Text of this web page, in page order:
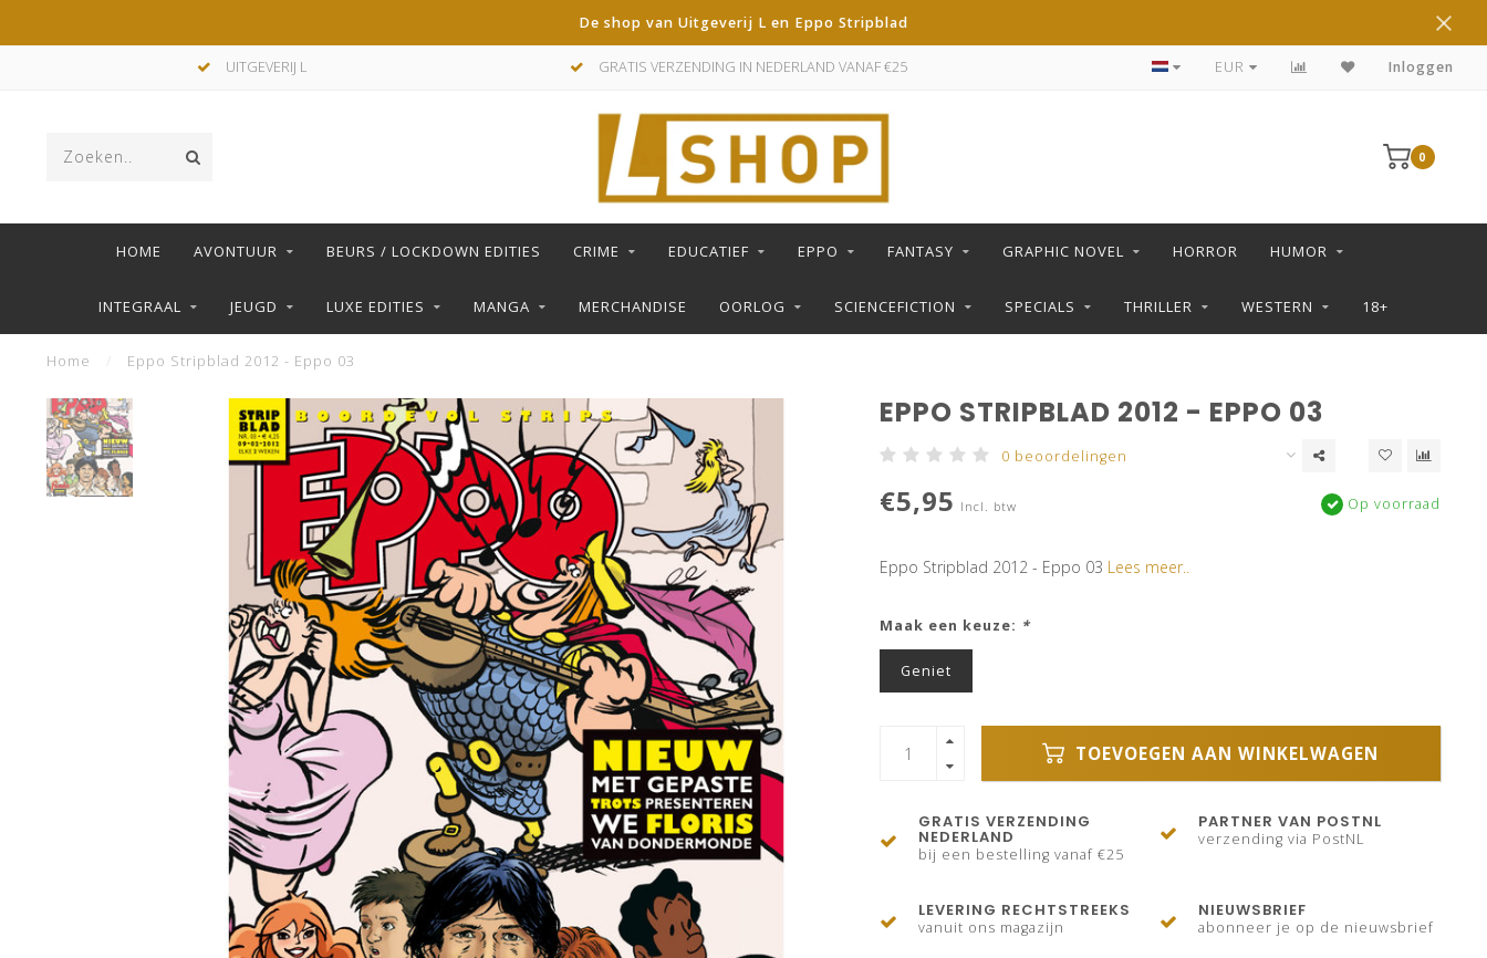
De shop van Uitgeverij L en Eppo Stripblad
UITGEVERIJ L GRATIS VERZENDING IN NEDERLAND VANAF €25 DE LEUKSTE STRIPS KOOP JE IN DE L SHOP
EUR Inloggen
0
HOME AVONTUUR BEURS / LOCKDOWN EDITIES CRIME EDUCATIEF EPPO FANTASY GRAPHIC NOVEL HORROR HUMOR
INTEGRAAL JEUGD LUXE EDITIES MANGA MERCHANDISE OORLOG SCIENCEFICTION SPECIALS THRILLER WESTERN 18+
Home Eppo Stripblad 2012 - Eppo 03
EPPO STRIPBLAD 2012 - EPPO 03
0 beoordelingen
€5,95 Incl. btw Op voorraad
Eppo Stripblad 2012 - Eppo 03 Lees meer..
Maak een keuze: *
Geniet
TOEVOEGEN AAN WINKELWAGEN
GRATIS VERZENDING
NEDERLAND
bij een bestelling vanaf €25
PARTNER VAN POSTNL
verzending via PostNL
LEVERING RECHTSTREEKS
vanuit ons magazijn
NIEUWSBRIEF
abonneer je op de nieuwsbrief